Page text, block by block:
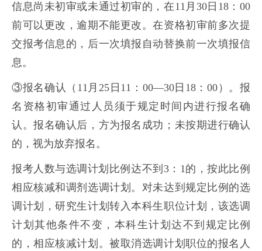
信息尚未初审或未通过初审的，在11月30日18：00
前可以更改，逾期不能更改。在资格初审前多次提
交报考信息的，后一次填报自动替换前一次填报信
息。
③报名确认（11月25日11：00—30日18：00）。报
名资格初审通过人员须于规定时间内进行报名确
认。报名确认后，方为报名成功；未按期进行确认
的，视为放弃报名。
报考人数与选调计划比例达不到3：1的，按此比例
相应核减和调剂选调计划。对未达到规定比例的选
调计划，研究生计划转入本科生职位计划，该选调
计划其他条件不变，本科生计划达不到规定比例
的，相应核减计划。被取消选调计划职位的报名人